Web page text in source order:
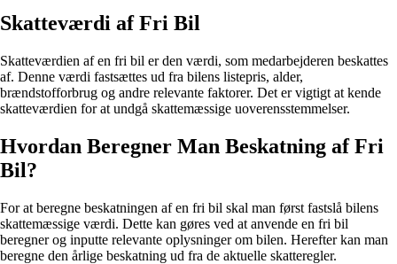
Skatteværdi af Fri Bil
Skatteværdien af en fri bil er den værdi, som medarbejderen beskattes
af. Denne værdi fastsættes ud fra bilens listepris, alder,
brændstofforbrug og andre relevante faktorer. Det er vigtigt at kende
skatteværdien for at undgå skattemæssige uoverensstemmelser.
Hvordan Beregner Man Beskatning af Fri
Bil?
For at beregne beskatningen af en fri bil skal man først fastslå bilens
skattemæssige værdi. Dette kan gøres ved at anvende en fri bil
beregner og inputte relevante oplysninger om bilen. Herefter kan man
beregne den årlige beskatning ud fra de aktuelle skatteregler.